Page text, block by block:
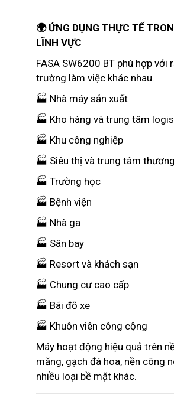
🌍 ỨNG DỤNG THỰC TẾ
LĨNH VỰC
FASA SW6200 BT phù hợp với
trường làm việc khác nhau.
🏭 Nhà máy sản xuất
🏭 Kho hàng và trung tâm
🏭 Khu công nghiệp
🏭 Siêu thị và trung tâm
🏭 Trường học
🏭 Bệnh viện
🏭 Nhà ga
🏭 Sân bay
🏭 Resort và khách sạn
🏭 Chung cư cao cấp
🏭 Bãi đỗ xe
🏭 Khuôn viên công cộng
Máy hoạt động hiệu quả trên
măng, gạch đá hoa, nền công
nhiều loại bề mặt khác.